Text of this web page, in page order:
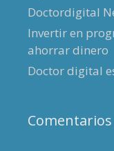
Doctordigital
Invertir en
ahorrar dinero
Doctor digital